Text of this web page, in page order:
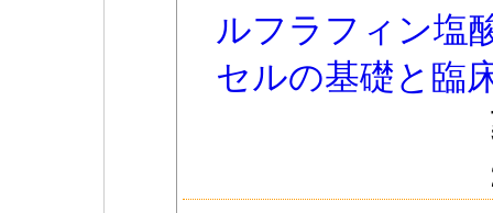
ルフラフィン塩
セルの基礎と臨